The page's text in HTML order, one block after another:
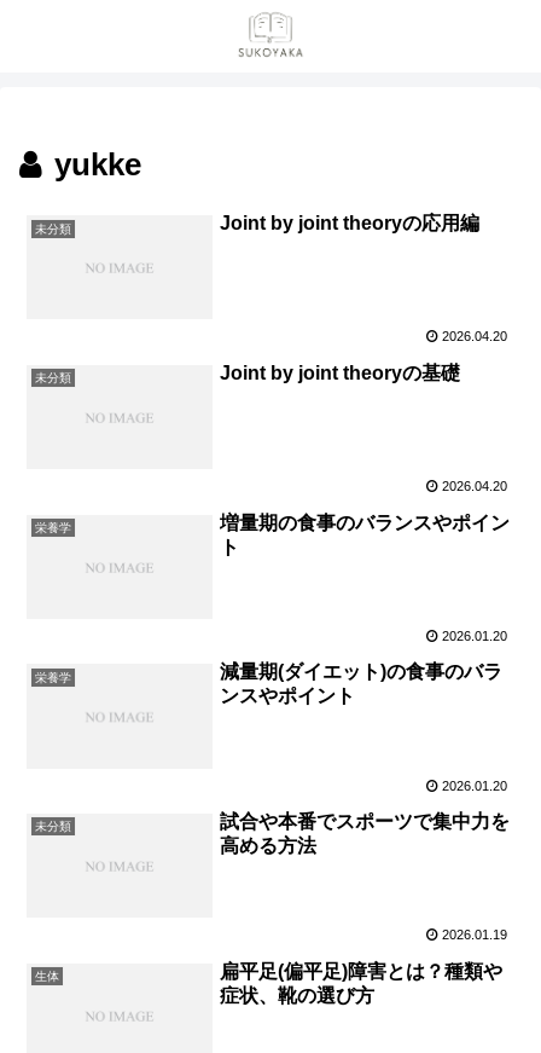
yukke
未分類 Joint by joint theoryの応用編
2026.04.20
未分類 Joint by joint theoryの基礎
2026.04.20
栄養学
増量期の食事のバランスやポイン
ト
2026.01.20
栄養学
減量期(ダイエット)の食事のバラ
ンスやポイント
2026.01.20
未分類
試合や本番でスポーツで集中力を
高める方法
2026.01.19
生体
扁平足(偏平足)障害とは？種類や
症状、靴の選び方